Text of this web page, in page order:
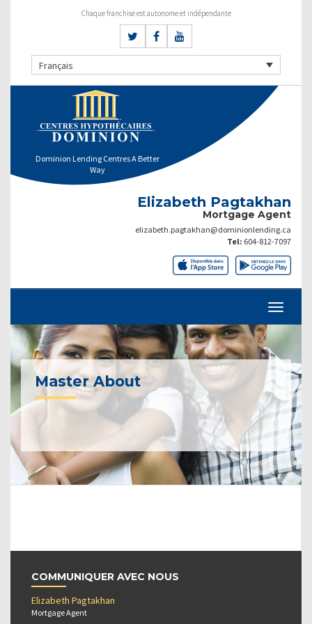
Chaque franchise est autonome et indépendante
Français
Dominion Lending Centres A Better
Way
Elizabeth Pagtakhan
Mortgage Agent
elizabeth.pagtakhan@dominionlending.ca
Tel: 604-812-7097
Master About
COMMUNIQUER AVEC NOUS
Elizabeth Pagtakhan
Mortgage Agent